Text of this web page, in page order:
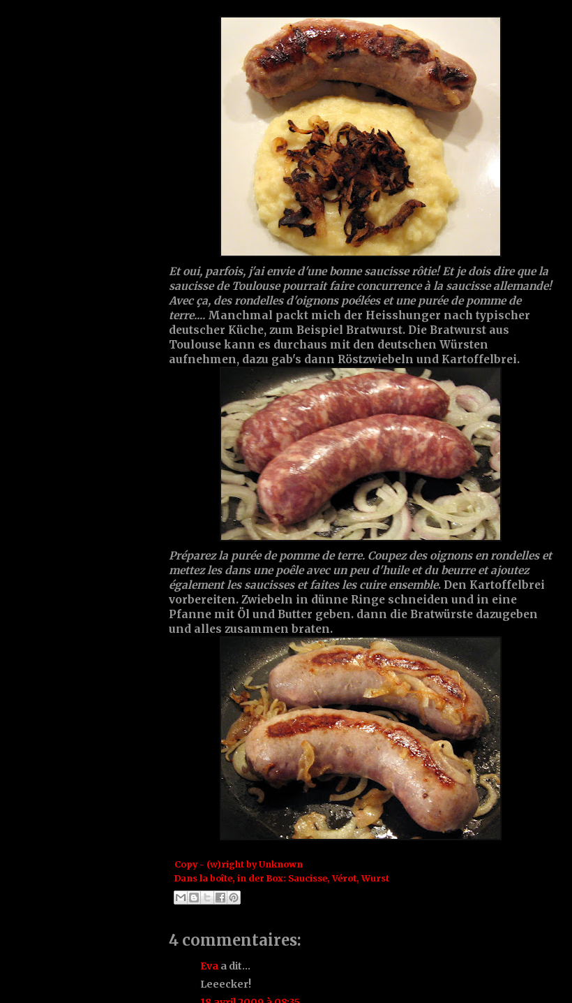
Et oui, parfois, j'ai envie d'une bonne saucisse rôtie! Et je dois dire que la
saucisse de Toulouse pourrait faire concurrence à la saucisse allemande!
Avec ça, des rondelles d'oignons poélées et une purée de pomme de
terre.... Manchmal packt mich der Heisshunger nach typischer
deutscher Küche, zum Beispiel Bratwurst. Die Bratwurst aus
Toulouse kann es durchaus mit den deutschen Würsten
aufnehmen, dazu gab's dann Röstzwiebeln und Kartoffelbrei.
Préparez la purée de pomme de terre. Coupez des oignons en rondelles et
mettez les dans une poêle avec un peu d'huile et du beurre et ajoutez
également les saucisses et faites les cuire ensemble. Den Kartoffelbrei
vorbereiten. Zwiebeln in dünne Ringe schneiden und in eine
Pfanne mit Öl und Butter geben. dann die Bratwürste dazugeben
und alles zusammen braten.
Copy - (w)right byUnknown
Dans la boîte, in der Box: Saucisse,Vérot,Wurst
4 commentaires:
Eva a dit…
Leeecker!